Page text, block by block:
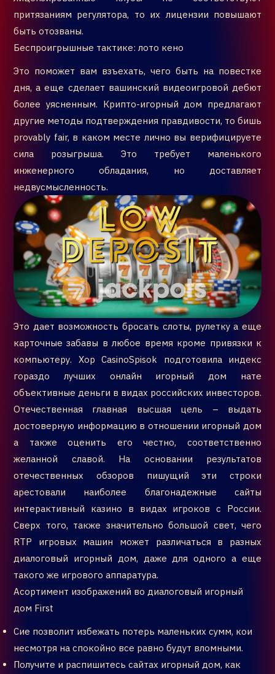
притязаниям регулятора, то их лицензии повышают
быть отозваны.
Беспроигрышные тактике: лото кено
Это поможет вам взъехать, чего быть на повестке
дня, а еще сделает вашинский видеоигровой дебют
более уясненным. Крипто-игорный дом предлагают
другие методы подтверждения правдивости, то бишь
provably fair, в каком месте лично вы верифицируете
сила розыгрыша. Это требует маленького
инженерного обладания, но доставляет
недвусмысленность.
Это дает возможность бросать слоты, рулетку а еще
карточные забавы в любое время кроме привязки к
компьютеру. Хор CasinoSpisok подготовила индекс
гораздо лучших онлайн игорный дом нате
объективные деньги в видах российских инвесторов.
Отечественная главная высшая цель – выдать
достоверную информацию в отношении игорный дом
а также оценить его честно, соответственно
желанной славой. На основании результатов
отечественных обзоров пишущий эти строки
арестовали наиболее благонадежные сайты
интерактивный казино в видах игроков с России.
Сверх того, также значительно большой свет, чего
RTP игровых машин может различаться в разных
диалоговый игорный дом, даже для одного а еще
такого же игрового аппаратура.
Асортимент изображений во диалоговый игорный
дом First
Сие позволит избежать потерь маленьких сумм, кои
несмотря на спокойно все равно будут вломными.
Получите и распишитесь сайтах игорный дом, как